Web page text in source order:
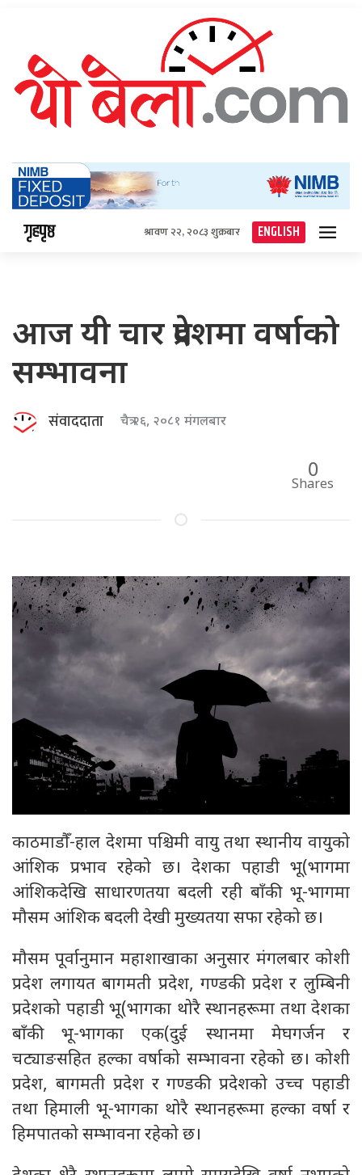
गृहपृष्ठ श्रावण २२, २०८३ शुक्रबार ENGLISH
आज यी चार प्रदेशमा वर्षाको
सम्भावना
संवाददाता चैत्र २६, २०८१ मंगलबार
0
Shares
काठमाडौँ-हाल देशमा पश्चिमी वायु तथा स्थानीय वायुको
आंशिक प्रभाव रहेको छ। देशका पहाडी भू(भागमा
आंशिकदेखि साधारणतया बदली रही बाँकी भू-भागमा
मौसम आंशिक बदली देखी मुख्यतया सफा रहेको छ।
मौसम पूर्वानुमान महाशाखाका अनुसार मंगलबार कोशी
प्रदेश लगायत बागमती प्रदेश, गण्डकी प्रदेश र लुम्बिनी
प्रदेशको पहाडी भू(भागका थोरै स्थानहरूमा तथा देशका
बाँकी भू-भागका एक(दुई स्थानमा मेघगर्जन र
चट्याङसहित हल्का वर्षाको सम्भावना रहेको छ। कोशी
प्रदेश, बागमती प्रदेश र गण्डकी प्रदेशको उच्च पहाडी
तथा हिमाली भू-भागका थोरै स्थानहरूमा हल्का वर्षा र
हिमपातको सम्भावना रहेको छ।